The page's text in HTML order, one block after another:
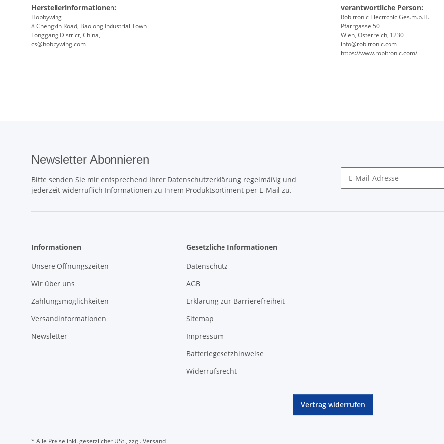
Herstellerinformationen:
Hobbywing
8 Chengxin Road, Baolong Industrial Town
Longgang District, China,
cs@hobbywing.com
verantwortliche Person:
Robitronic Electronic Ges.m.b.H.
Pfarrgasse 50
Wien, Österreich, 1230
info@robitronic.com
https://www.robitronic.com/
Newsletter Abonnieren
Bitte senden Sie mir entsprechend Ihrer Datenschutzerklärung regelmäßig und
jederzeit widerruflich Informationen zu Ihrem Produktsortiment per E-Mail zu.
Informationen
Unsere Öffnungszeiten
Wir über uns
Zahlungsmöglichkeiten
Versandinformationen
Newsletter
Gesetzliche Informationen
Datenschutz
AGB
Erklärung zur Barrierefreiheit
Sitemap
Impressum
Batteriegesetzhinweise
Widerrufsrecht
Vertrag widerrufen
* Alle Preise inkl. gesetzlicher USt., zzgl.Versand